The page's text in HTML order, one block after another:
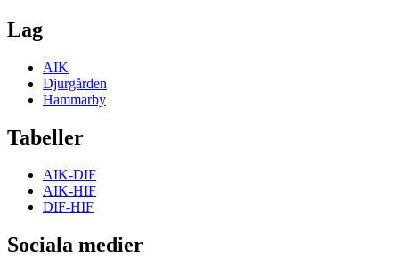
Lag
AIK
Djurgården
Hammarby
Tabeller
AIK-DIF
AIK-HIF
DIF-HIF
Sociala medier